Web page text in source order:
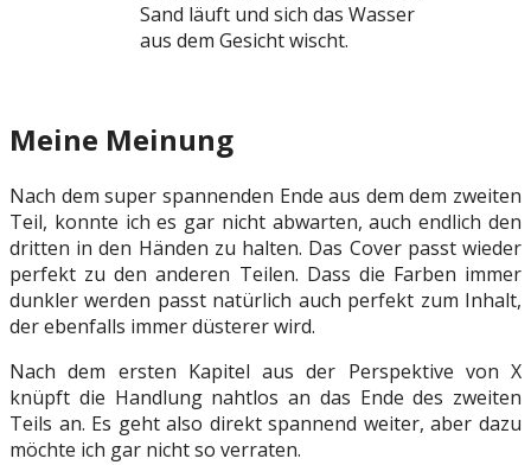
Sand läuft und sich das Wasser
aus dem Gesicht wischt.
Meine Meinung
Nach dem super spannenden Ende aus dem dem zweiten
Teil, konnte ich es gar nicht abwarten, auch endlich den
dritten in den Händen zu halten. Das Cover passt wieder
perfekt zu den anderen Teilen. Dass die Farben immer
dunkler werden passt natürlich auch perfekt zum Inhalt,
der ebenfalls immer düsterer wird.
Nach dem ersten Kapitel aus der Perspektive von X
knüpft die Handlung nahtlos an das Ende des zweiten
Teils an. Es geht also direkt spannend weiter, aber dazu
möchte ich gar nicht so verraten.